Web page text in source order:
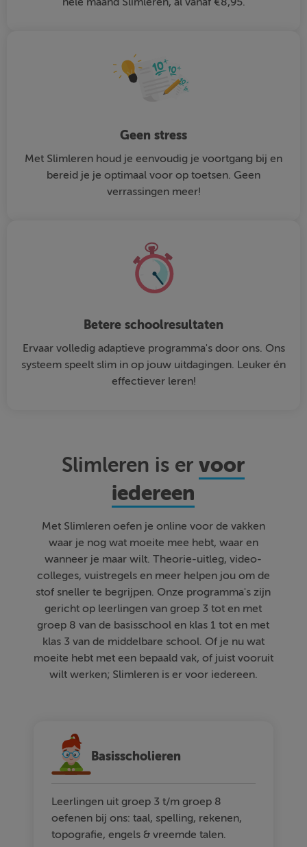
Geen stress
Met Slimleren houd je eenvoudig je voortgang bij en
bereid je je optimaal voor op toetsen. Geen
verrassingen meer!
Betere schoolresultaten
Ervaar volledig adaptieve programma's door ons. Ons
systeem speelt slim in op jouw uitdagingen. Leuker én
effectiever leren!
Slimleren is ervoor
iedereen
Met Slimleren oefen je online voor de vakken
waar je nog wat moeite mee hebt, waar en
wanneer je maar wilt. Theorie-uitleg, video-
colleges, vuistregels en meer helpen jou om de
stof sneller te begrijpen. Onze programma's zijn
gericht op leerlingen van groep 3 tot en met
groep 8 van de basisschool en klas 1 tot en met
klas 3 van de middelbare school. Of je nu wat
moeite hebt met een bepaald vak, of juist vooruit
wilt werken; Slimleren is er voor iedereen.
Basisscholieren
Leerlingen uit groep 3 t/m groep 8
oefenen bij ons: taal, spelling, rekenen,
topografie, engels & vreemde talen.